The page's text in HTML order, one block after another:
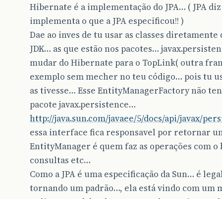
Hibernate é a implementação do JPA… ( JPA
implementa o que a JPA especificou!! )
Dae ao inves de tu usar as classes
JDK… as que estão nos pacotes…
mudar do Hibernate para o TopLink( outra
exemplo sem mecher no teu código… pois tu
as tivesse… Esse EntityManagerFactory não
pacote javax.persistence…
http://java.sun.com/javaee/5/docs/api/javax/
essa interface fica responsavel por retornar
EntityManager é quem faz as operações com
consultas etc…
Como a JPA é uma especificação da Sun… é
tornando um padrão…, ela está vindo com um